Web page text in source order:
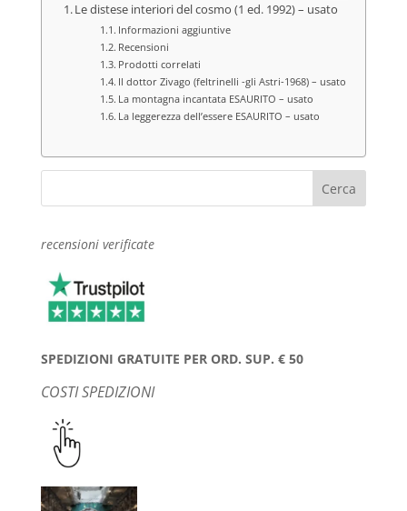
Le distese interiori del cosmo (1 ed. 1992) – usato
Informazioni aggiuntive
Recensioni
Prodotti correlati
Il dottor Zivago (feltrinelli -gli Astri-1968) – usato
La montagna incantata ESAURITO – usato
La leggerezza dell’essere ESAURITO – usato
recensioni verificate
SPEDIZIONI GRATUITE PER ORD. SUP. € 50
COSTI SPEDIZIONI